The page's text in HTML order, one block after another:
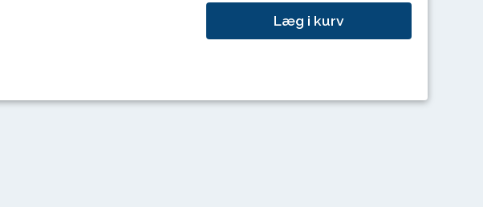
Læg i kurv